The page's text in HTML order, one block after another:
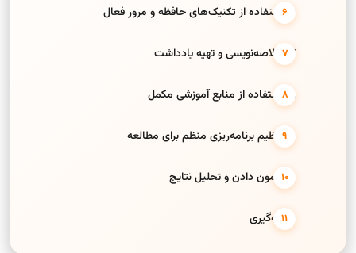
6. استفاده از تکنیک‌های حافظه و مرور فعال
7. خلاصه‌نویسی و تهیه یادداشت
8. استفاده از منابع آموزشی مکمل
9. تنظیم برنامه‌ریزی منظم برای مطالعه
10. آزمون دادن و تحلیل نتایج
نتیجه‌گیری